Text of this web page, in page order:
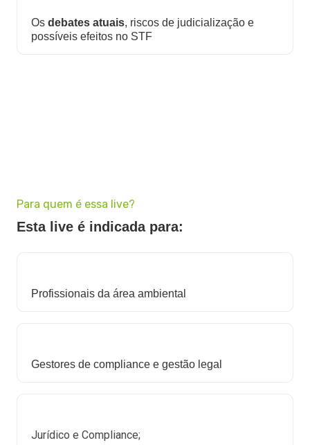
Os debates atuais, riscos de judicialização e
possíveis efeitos no STF
Para quem é essa live?
Esta live é indicada para:
Profissionais da área ambiental
Gestores de compliance e gestão legal
Jurídico e Compliance;